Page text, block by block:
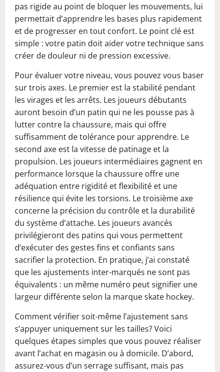
pas rigide au point de bloquer les mouvements, lui
permettait d’apprendre les bases plus rapidement
et de progresser en tout confort. Le point clé est
simple : votre patin doit aider votre technique sans
créer de douleur ni de pression excessive.
Pour évaluer votre niveau, vous pouvez vous baser
sur trois axes. Le premier est la stabilité pendant
les virages et les arrêts. Les joueurs débutants
auront besoin d’un patin qui ne les pousse pas à
lutter contre la chaussure, mais qui offre
suffisamment de tolérance pour apprendre. Le
second axe est la vitesse de patinage et la
propulsion. Les joueurs intermédiaires gagnent en
performance lorsque la chaussure offre une
adéquation entre rigidité et flexibilité et une
résilience qui évite les torsions. Le troisième axe
concerne la précision du contrôle et la durabilité
du système d’attache. Les joueurs avancés
privilégieront des patins qui vous permettent
d’exécuter des gestes fins et confiants sans
sacrifier la protection. En pratique, j’ai constaté
que les ajustements inter-marqués ne sont pas
équivalents : un même numéro peut signifier une
largeur différente selon la marque skate hockey.
Comment vérifier soit-même l’ajustement sans
s’appuyer uniquement sur les tailles? Voici
quelques étapes simples que vous pouvez réaliser
avant l’achat en magasin ou à domicile. D’abord,
assurez-vous d’un serrage suffisant, mais pas